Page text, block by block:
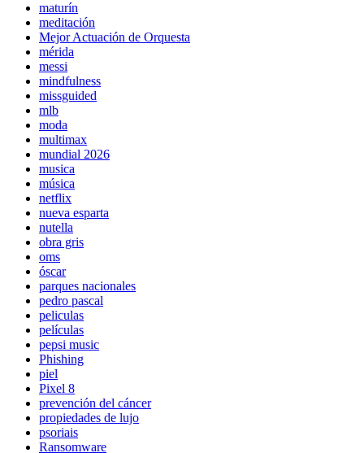
maturín
meditación
Mejor Actuación de Orquesta
mérida
messi
mindfulness
missguided
mlb
moda
multimax
mundial 2026
musica
música
netflix
nueva esparta
nutella
obra gris
oms
óscar
parques nacionales
pedro pascal
peliculas
películas
pepsi music
Phishing
piel
Pixel 8
prevención del cáncer
propiedades de lujo
psoriais
Ransomware